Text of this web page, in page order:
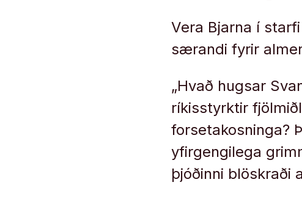
Vera Bjarna í
særandi fyrir
„Hvað hugsar
ríkisstyrktir
forsetakosninga?
yfirgengilega
þjóðinni blöskraði